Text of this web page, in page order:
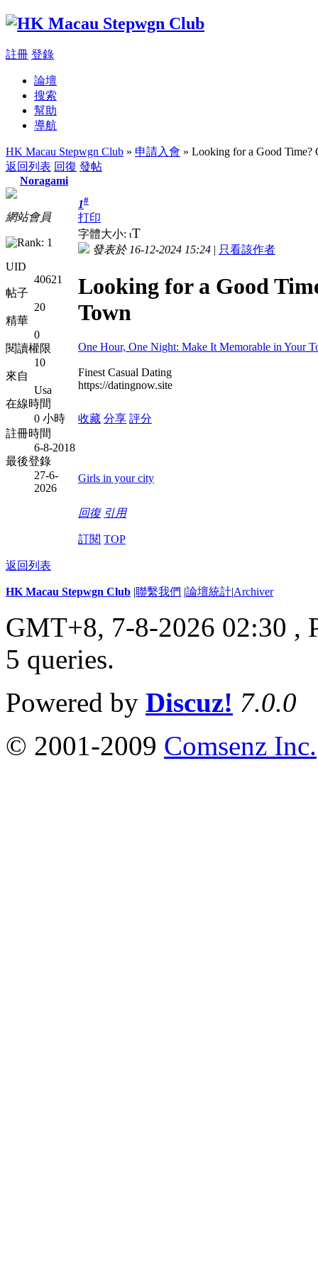
註冊 登錄
論壇
搜索
幫助
導航
HK Macau Stepwgn Club » 申請入會 » Looking for a Good Time?
返回列表 回復 發帖
Noragami
網站會員
UID
40621
帖子
20
精華
0
閱讀權限
10
來自
Usa
在線時間
0 小時
註冊時間
6-8-2018
最後登錄
27-6-
2026
1#
打印
字體大小: tT
發表於 16-12-2024 15:24 | 只看該作者
Looking for a Good
Town
One Hour, One Night: Make It Memorable in Your
Finest Сasual Dating
https://datingnow.site
收藏 分享 評分
Girls in your city
回復 引用
訂閱 TOP
返回列表
HK Macau Stepwgn Club |聯繫我們 |論壇統計|Archiver
GMT+8, 7-8-2026 02:30 ,
5 queries.
Powered by Discuz! 7.0.0
© 2001-2009 Comsenz Inc.